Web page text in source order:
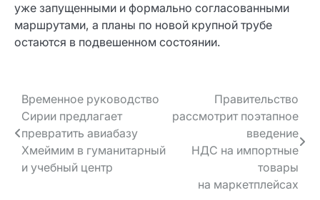
уже запущенными и формально согласованными
маршрутами, а планы по новой крупной трубе
остаются в подвешенном состоянии.
Навигация
по записям
Временное руководство
Сирии предлагает
превратить авиабазу
Хмеймим в гуманитарный
и учебный центр
Правительство
рассмотрит поэтапное
введение
НДС на импортные
товары
на маркетплейсах